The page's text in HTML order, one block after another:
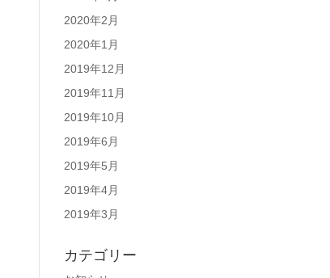
2020年2月
2020年1月
2019年12月
2019年11月
2019年10月
2019年6月
2019年5月
2019年4月
2019年3月
カテゴリー